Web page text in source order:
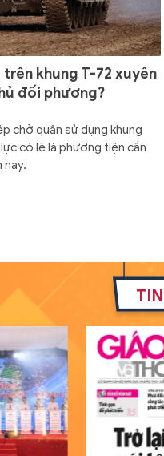
khung T-72 xuyên
đối phương?
chở quân sử dụng khung
có lẽ là phương tiện cần
nay.